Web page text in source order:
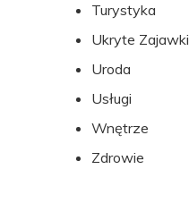
Turystyka
Ukryte Zajawki
Uroda
Usługi
Wnętrze
Zdrowie